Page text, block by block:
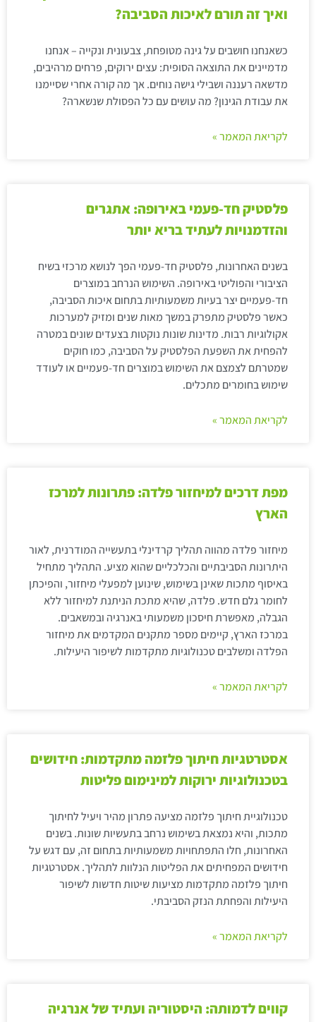
ואיך זה תורם לאיכות הסביבה?
כשאנחנו חושבים על גינה מטופחת, צבעונית ונקייה – אנחנו
מדמיינים את התוצאה הסופית: עצים ירוקים, פרחים מרהיבים,
מדשאה רעננה ושבילי גישה נוחים. אך מה קורה אחרי שסיימנו
את עבודת הגינון? מה עושים עם כל הפסולת שנשארה?
לקריאת המאמר »
פלסטיק חד-פעמי באירופה: אתגרים
והזדמנויות לעתיד בריא יותר
בשנים האחרונות, פלסטיק חד-פעמי הפך לנושא מרכזי בשיח
הציבורי והפוליטי באירופה. השימוש הנרחב במוצרים
חד-פעמיים יצר בעיות משמעותיות בתחום איכות הסביבה,
כאשר פלסטיק מתפרק במשך מאות שנים ומזיק למערכות
אקולוגיות רבות. מדינות שונות נוקטות בצעדים שונים במטרה
להפחית את השפעת הפלסטיק על הסביבה, כמו חוקים
שמטרתם לצמצם את השימוש במוצרים חד-פעמיים או לעודד
שימוש בחומרים מתכלים.
לקריאת המאמר »
מפת דרכים למיחזור פלדה: פתרונות למרכז
הארץ
מיחזור פלדה מהווה תהליך קרדינלי בתעשייה המודרנית, לאור
היתרונות הסביבתיים והכלכליים שהוא מציע. התהליך מתחיל
באיסוף מתכות שאינן בשימוש, שינוען למפעלי מיחזור, והפיכתן
לחומר גלם חדש. פלדה, שהיא מתכת הניתנת למיחזור ללא
הגבלה, מאפשרת חיסכון משמעותי באנרגיה ובמשאבים.
במרכז הארץ, קיימים מספר מתקנים המקדמים את מיחזור
הפלדה ומשלבים טכנולוגיות מתקדמות לשיפור היעילות.
לקריאת המאמר »
אסטרטגיות חיתוך פלזמה מתקדמות: חידושים
בטכנולוגיות ירוקות למינימום פליטות
טכנולוגיית חיתוך פלזמה מציעה פתרון מהיר ויעיל לחיתוך
מתכות, והיא נמצאת בשימוש נרחב בתעשיות שונות. בשנים
האחרונות, חלו התפתחויות משמעותיות בתחום זה, עם דגש על
חידושים המפחיתים את הפליטות הנלוות לתהליך. אסטרטגיות
חיתוך פלזמה מתקדמות מציעות שיטות חדשות לשיפור
היעילות והפחתת הנזק הסביבתי.
לקריאת המאמר »
קווים לדמותה: היסטוריה ועתיד של אנרגיה